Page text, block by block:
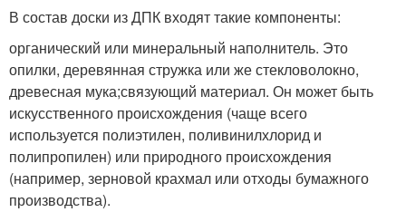
В состав доски из ДПК входят такие компоненты:
органический или минеральный наполнитель. Это
опилки, деревянная стружка или же стекловолокно,
древесная мука;связующий материал. Он может быть
искусственного происхождения (чаще всего
используется полиэтилен, поливинилхлорид и
полипропилен) или природного происхождения
(например, зерновой крахмал или отходы бумажного
производства).